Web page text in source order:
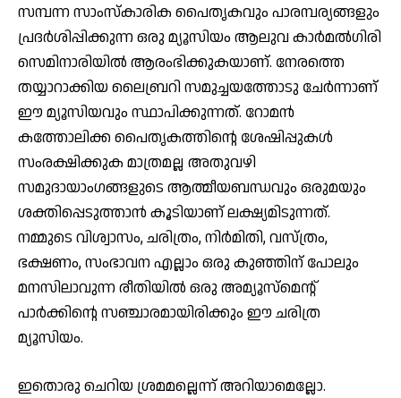
സമ്പന്ന സാംസ്‌കാരിക പൈതൃകവും പാരമ്പര്യങ്ങളും
പ്രദര്‍ശിപ്പിക്കുന്ന ഒരു മ്യൂസിയം ആലുവ കാര്‍മല്‍ഗിരി
സെമിനാരിയില്‍ ആരംഭിക്കുകയാണ്. നേരത്തെ
തയ്യാറാക്കിയ ലൈബ്രറി സമുച്ചയത്തോടു ചേര്‍ന്നാണ്
ഈ മ്യൂസിയവും സ്ഥാപിക്കുന്നത്. റോമന്‍
കത്തോലിക്ക പൈതൃകത്തിന്റെ ശേഷിപ്പുകള്‍
സംരക്ഷിക്കുക മാത്രമല്ല അതുവഴി
സമുദായാംഗങ്ങളുടെ ആത്മീയബന്ധവും ഒരുമയും
ശക്തിപ്പെടുത്താന്‍ കൂടിയാണ് ലക്ഷ്യമിടുന്നത്.
നമ്മുടെ വിശ്വാസം, ചരിത്രം, നിർമിതി, വസ്ത്രം,
ഭക്ഷണം, സംഭാവന എല്ലാം ഒരു കുഞ്ഞിന് പോലും
മനസിലാവുന്ന രീതിയിൽ ഒരു അമ്യൂസ്മെന്റ്
പാർക്കിന്റെ സഞ്ചാരമായിരിക്കും ഈ ചരിത്ര
മ്യൂസിയം.
ഇതൊരു ചെറിയ ശ്രമമല്ലെന്ന് അറിയാമെല്ലോ.